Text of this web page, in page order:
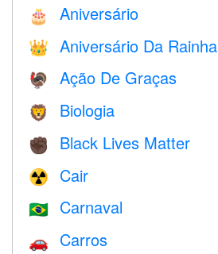
🎂 Aniversário
👑 Aniversário Da Rainha
🦃 Ação De Graças
🦁 Biologia
✊🏿 Black Lives Matter
☢️ Cair
🇧🇷 Carnaval
🚗 Carros